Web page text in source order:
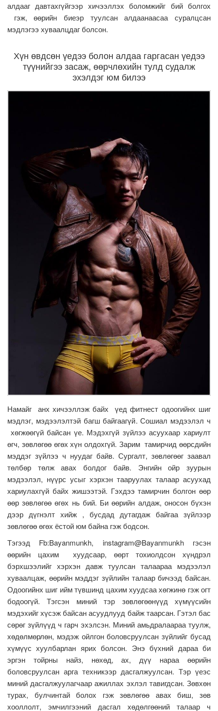
алдааг давтахгүйгээр хичээллэх боломжийг бий болгох
гэж, өөрийн биеэр туулсан алдаанаасаа суралцсан
мэдлэгээ хуваалцдаг болсон.
Хүн өвдсөн үедээ болон алдаа гаргасан үедээ
түүнийгээ засаж, өөрчлөхийн тулд судалж
эхэлдэг юм билээ
Намайг анх хичээллэж байх үед фитнест одоогийнх шиг
мэдлэг, мэдээлэлтэй багш байгаагүй. Сошиал мэдээлэл ч
хөгжөөгүй байсан үе. Мэдэхгүй зүйлээ асуухаар хариулт
өгч, зөвлөгөө өгөх хүн олдохгүй. Зарим тамирчид өөрсдийн
мэддэг зүйлээ ч нуудаг байв. Сургалт, зөвлөгөөг заавал
төлбөр төлж авах болдог байв. Энгийн ойр зуурын
мэдээлэл, нүүрс усыг хэрхэн тааруулах талаар асуухад
хариулахгүй байх жишээтэй. Гэхдээ тамирчин болгон өөр
өөр зөвлөгөө өгөх нь бий. Би өөрийн алдаж, оносон бүхэн
дээр дүгнэлт хийж , бусдад дутагдаж байгаа зүйлээр
зөвлөгөө өгөх ёстой юм байна гэж бодсон.
Тэгээд Fb:Bayanmunkh, instagram@Bayanmunkh гэсэн
өөрийн цахим хуудсаар, өөрт тохиолдсон хүндрэл
бэрхшээлийг хэрхэн давж туулсан талаараа мэдээлэл
хуваалцаж, өөрийн мэддэг зүйлийн талаар бичээд байсан.
Одоогийнх шиг ийм түвшинд цахим хуудсаа хөгжинө гэж огт
бодоогүй. Тэгсэн миний тэр зөвлөгөөнүүд хүмүүсийн
мэдэхийг хүсэж байсан асуудлууд байж таарсан. Гэтэл бас
сөрөг зүйлүүд ч гарч эхэлсэн. Миний амьдралаараа туулж,
хөдөлмөрлөн, мэдэж ойлгон боловсруулсан зүйлийг бусад
хүмүүс хуулбарлан ярих болсон. Энэ бүхний дараа би
эргэн тойрны найз, нөхөд, ах, дүү нараа өөрийн
боловсруулсан арга техникээр дасгалжуулсан. Тэр үеэс
миний дасгалжуулагчаар ажиллах эхлэл тавигдсан. Зөвхөн
турах, булчинтай болох гэж зөвлөгөө авах биш, зөв
хооллолт, эмчилгээний дасгал хөдөлгөөний талаар ч